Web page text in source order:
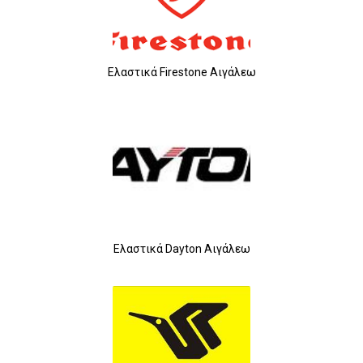
Ελαστικά Firestone Αιγάλεω
Ελαστικά Dayton Αιγάλεω